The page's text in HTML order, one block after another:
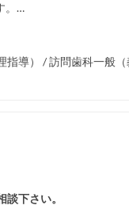
。…
導） / 訪問歯科一般
下さい。